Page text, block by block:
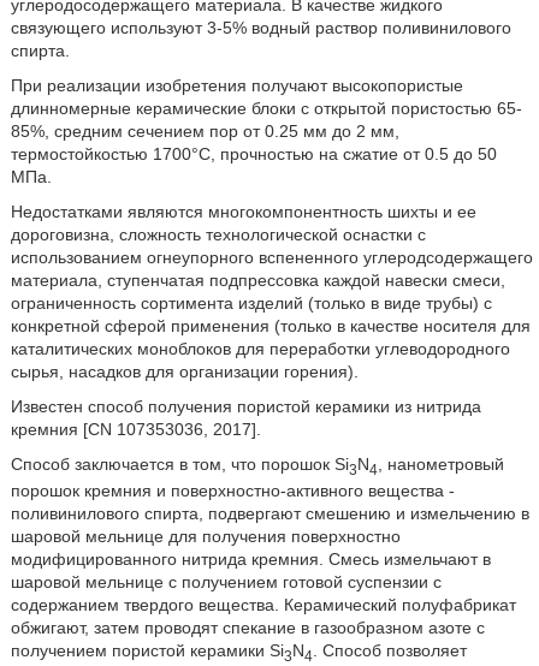
углеродосодержащего материала. В качестве жидкого
связующего используют 3-5% водный раствор поливинилового
спирта.
При реализации изобретения получают высокопористые
длинномерные керамические блоки с открытой пористостью 65-
85%, средним сечением пор от 0.25 мм до 2 мм,
термостойкостью 1700°С, прочностью на сжатие от 0.5 до 50
МПа.
Недостатками являются многокомпонентность шихты и ее
дороговизна, сложность технологической оснастки с
использованием огнеупорного вспененного углеродсодержащего
материала, ступенчатая подпрессовка каждой навески смеси,
ограниченность сортимента изделий (только в виде трубы) с
конкретной сферой применения (только в качестве носителя для
каталитических моноблоков для переработки углеводородного
сырья, насадков для организации горения).
Известен способ получения пористой керамики из нитрида
кремния [CN 107353036, 2017].
Способ заключается в том, что порошок Si3N4, нанометровый
порошок кремния и поверхностно-активного вещества -
поливинилового спирта, подвергают смешению и измельчению в
шаровой мельнице для получения поверхностно
модифицированного нитрида кремния. Смесь измельчают в
шаровой мельнице с получением готовой суспензии с
содержанием твердого вещества. Керамический полуфабрикат
обжигают, затем проводят спекание в газообразном азоте с
получением пористой керамики Si3N4. Способ позволяет